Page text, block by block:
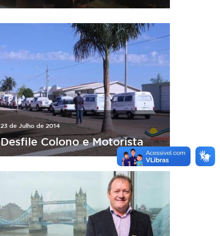
23 de Julho de 2014
Desfile Colono e Motorista